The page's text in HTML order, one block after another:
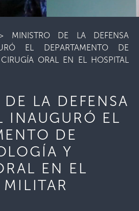
MINISTRO DE LA DEFENSA
EL DEPARTAMENTO DE
ORAL EN EL HOSPITAL
LA DEFENSA
INAUGURÓ EL
DE
Y
EN EL